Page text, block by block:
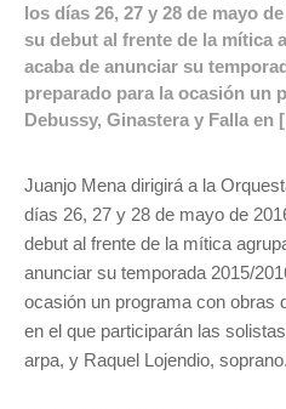
los días 26, 27 y 28 de mayo
su debut al frente de la mítica
acaba de anunciar su
preparado para la ocasión un
Debussy, Ginastera y Falla en
Juanjo Mena dirigirá a la
días 26, 27 y 28 de mayo de
debut al frente de la mítica
anunciar su temporada 2015/
ocasión un programa con obras
en el que participarán las
arpa, y Raquel Lojendio, soprano.